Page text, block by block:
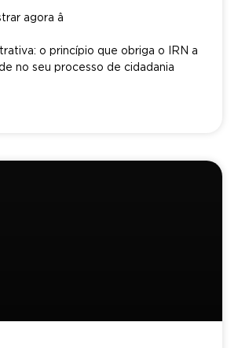
agora â
o princípio que obriga o IRN a
no seu processo de cidadania